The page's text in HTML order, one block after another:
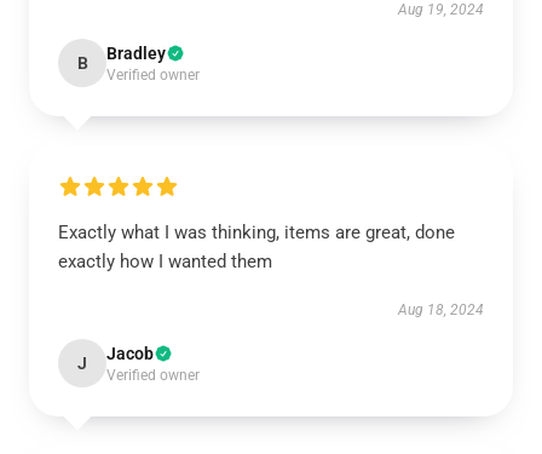
Aug 19, 2024
B Bradley
Verified owner
Exactly what I was thinking, items are great, done
exactly how I wanted them
Aug 18, 2024
J Jacob
Verified owner